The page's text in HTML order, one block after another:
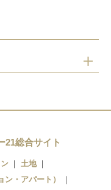
21総合サイト
土地
・アパート）